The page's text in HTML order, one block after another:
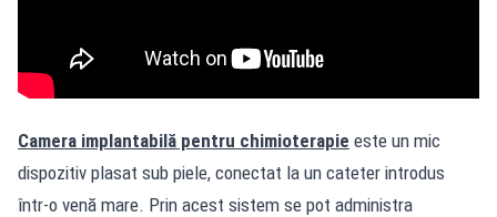
Camera implantabilă pentru chimioterapie este un mic
dispozitiv plasat sub piele, conectat la un cateter introdus
într-o venă mare. Prin acest sistem se pot administra